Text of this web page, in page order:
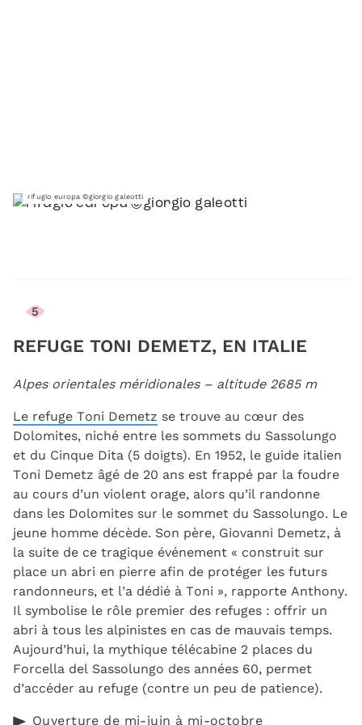
rifugio europa ©giorgio galeotti
5
REFUGE TONI DEMETZ, EN ITALIE
Alpes orientales méridionales – altitude 2685 m
Le refuge Toni Demetz se trouve au cœur des
Dolomites, niché entre les sommets du Sassolungo
et du Cinque Dita (5 doigts). En 1952, le guide italien
Toni Demetz âgé de 20 ans est frappé par la foudre
au cours d’un violent orage, alors qu’il randonne
dans les Dolomites sur le sommet du Sassolungo. Le
jeune homme décède. Son père, Giovanni Demetz, à
la suite de ce tragique événement « construit sur
place un abri en pierre afin de protéger les futurs
randonneurs, et l’a dédié à Toni », rapporte Anthony.
Il symbolise le rôle premier des refuges : offrir un
abri à tous les alpinistes en cas de mauvais temps.
Aujourd’hui, la mythique télécabine 2 places du
Forcella del Sassolungo des années 60, permet
d’accéder au refuge (contre un peu de patience).
Ouverture de mi-juin à mi-octobre